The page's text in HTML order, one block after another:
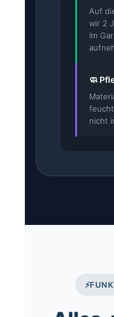
Auf
wir 2
Im
🧼
nicht
⚡